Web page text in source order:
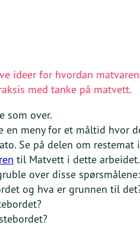
ideer for hvordan
med tanke på matvett.
som over.
en meny for et måltid hvor
Se på delen om restemat
til Matvett i dette arbeidet.
over disse spørsmålene:
og hva er grunnen til